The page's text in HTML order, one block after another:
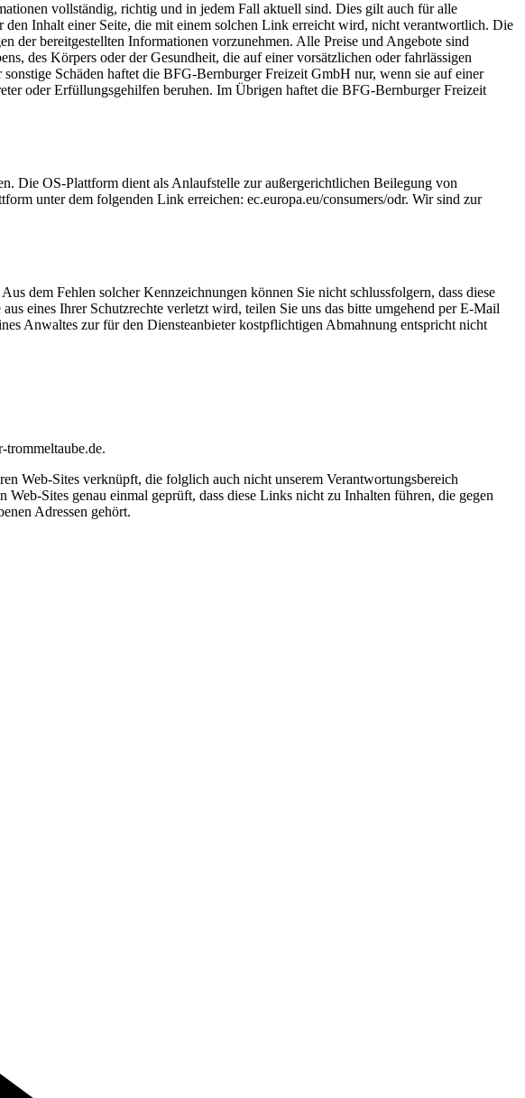
vollständig, richtig und in jedem Fall aktuell sind. Dies gilt auch für alle
Inhalt einer Seite, die mit einem solchen Link erreicht wird, nicht verantwortlich. Die
der bereitgestellten Informationen vorzunehmen. Alle Preise und Angebote sind
des Körpers oder der Gesundheit, die auf einer vorsätzlichen oder fahrlässigen
Schäden haftet die BFG-Bernburger Freizeit GmbH nur, wenn sie auf einer
oder Erfüllungsgehilfen beruhen. Im Übrigen haftet die BFG-Bernburger Freizeit
Die OS-Plattform dient als Anlaufstelle zur außergerichtlichen Beilegung von
unter dem folgenden Link erreichen: ec.europa.eu/consumers/odr. Wir sind zur
dem Fehlen solcher Kennzeichnungen können Sie nicht schlussfolgern, dass diese
eines Ihrer Schutzrechte verletzt wird, teilen Sie uns das bitte umgehend per E-Mail
Anwaltes zur für den Diensteanbieter kostpflichtigen Abmahnung entspricht nicht
trommeltaube.de.
Web-Sites verknüpft, die folglich auch nicht unserem Verantwortungsbereich
Sites genau einmal geprüft, dass diese Links nicht zu Inhalten führen, die gegen
Adressen gehört.